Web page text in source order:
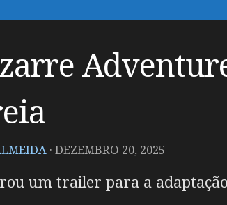
· DEZEMBRO 20, 2025
um trailer para a